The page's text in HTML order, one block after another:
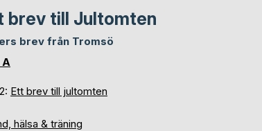
brev till Jultomten
brev från Tromsö
A
Ett brev till jultomten
hälsa & träning